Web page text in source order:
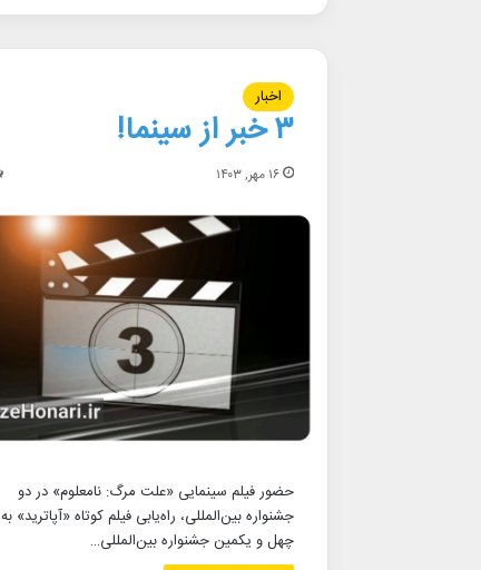
اخبار
۳ خبر از سینما!
۱۶ مهر, ۱۴۰۳
حضور فیلم سینمایی «علت مرگ: نامعلوم» در دو
جشنواره بین‌المللی، راه‌یابی فیلم کوتاه «آپاترید» به
چهل و یکمین جشنواره بین‌المللی…